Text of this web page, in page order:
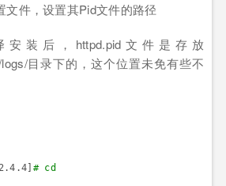
文件，设置其Pid文件的路径
安装后， httpd.pid 文件是存放
目录下的，这个位置未免有些不
# cd